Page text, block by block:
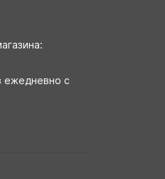
ежедневно с